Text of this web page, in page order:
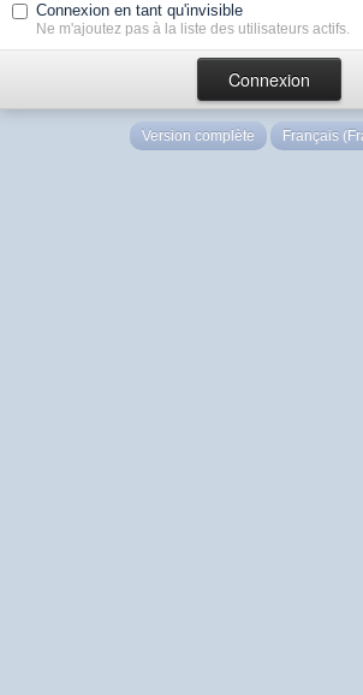
Connexion en tant qu'invisible
Ne m'ajoutez pas à la liste des utilisateurs actifs.
Version complète Français